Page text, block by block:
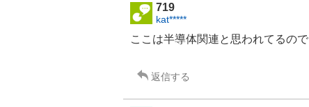
719
kat*****
ここは半導体関連と思われてるの
返信する